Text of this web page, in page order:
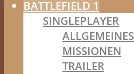
BATTLEFIELD 1
SINGLEPLAYER
ALLGEMEINES
MISSIONEN
TRAILER